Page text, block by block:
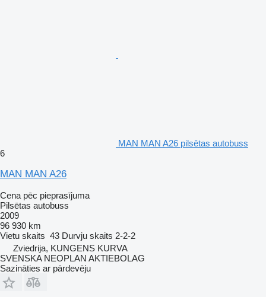
MAN MAN A26 pilsētas autobuss
6
MAN MAN A26
Cena pēc pieprasījuma
Pilsētas autobuss
2009
96 930 km
Vietu skaits 43 Durvju skaits 2-2-2
Zviedrija, KUNGENS KURVA
SVENSKA NEOPLAN AKTIEBOLAG
Sazināties ar pārdevēju